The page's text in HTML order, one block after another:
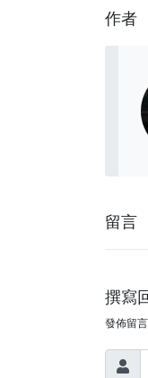
作者
留言
撰寫
發佈留